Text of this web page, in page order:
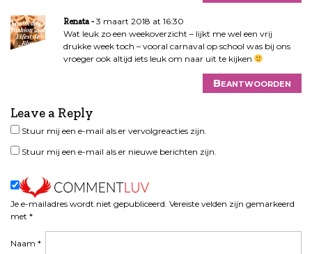
Renata
3 maart 2018 at 16:30
Wat leuk zo een weekoverzicht – lijkt me wel een vrij
drukke week toch – vooral carnaval op school was bij ons
vroeger ook altijd iets leuk om naar uit te kijken
Beantwoorden
Leave a Reply
Je e-mailadres wordt niet gepubliceerd. Vereiste velden zijn gemarkeerd
met *
Naam *
Stuur mij een e-mail als er vervolgreacties zijn.
Stuur mij een e-mail als er nieuwe berichten zijn.